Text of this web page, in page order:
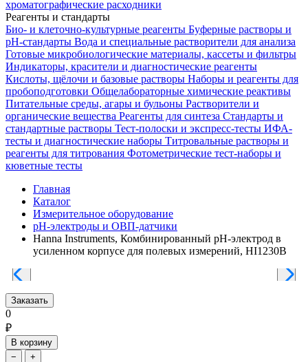
хроматографические расходники
Реагенты и стандарты
Био- и клеточно-культурные реагенты Буферные растворы и
pH-стандарты Вода и специальные растворители для анализа
Готовые микробиологические материалы, кассеты и фильтры
Индикаторы, красители и диагностические реагенты
Кислоты, щёлочи и базовые растворы Наборы и реагенты для
пробоподготовки Общелабораторные химические реактивы
Питательные среды, агары и бульоны Растворители и
органические вещества Реагенты для синтеза Стандарты и
стандартные растворы Тест-полоски и экспресс-тесты ИФА-
тесты и диагностические наборы Титровальные растворы и
реагенты для титрования Фотометрические тест-наборы и
кюветные тесты
Главная
Каталог
Измерительное оборудование
pH-электроды и ОВП-датчики
Hanna Instruments, Комбинированный pH-электрод в
усиленном корпусе для полевых измерений, HI1230B
Заказать
0
₽
В корзину
−
+